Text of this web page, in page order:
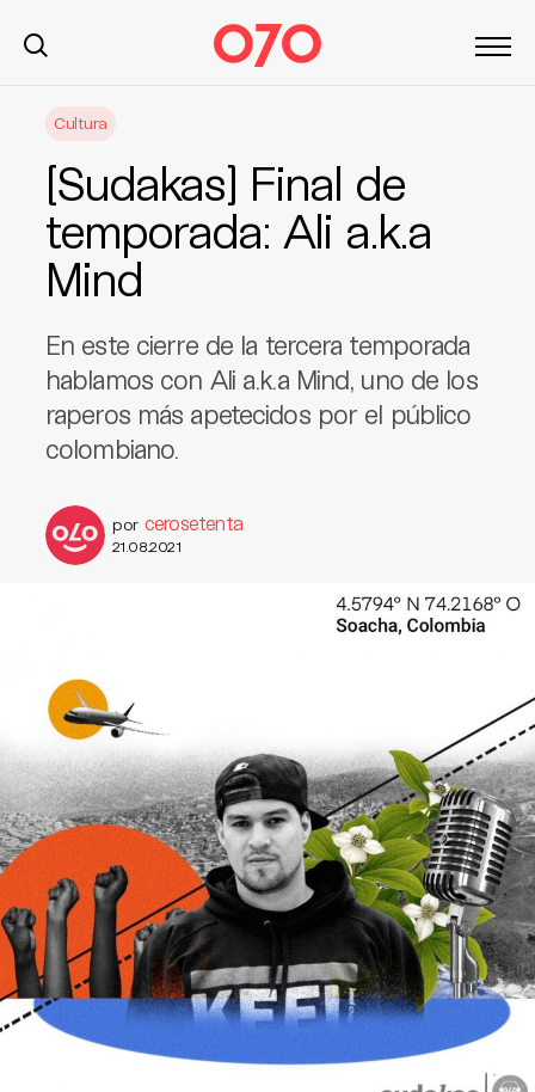
Cultura
[Sudakas] Final de
temporada: Ali a.k.a
Mind
En este cierre de la tercera temporada
hablamos con Ali a.k.a Mind, uno de los
raperos más apetecidos por el público
colombiano.
por cerosetenta
21.08.2021